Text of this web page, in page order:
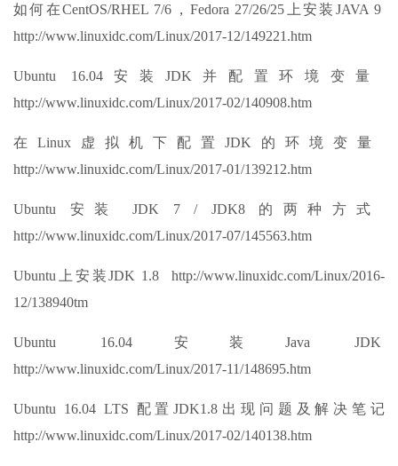
如何在CentOS/RHEL 7/6，Fedora 27/26/25上安装JAVA 9
http://www.linuxidc.com/Linux/2017-12/149221.htm
Ubuntu 16.04安装JDK并配置环境变量
http://www.linuxidc.com/Linux/2017-02/140908.htm
在Linux虚拟机下配置JDK的环境变量
http://www.linuxidc.com/Linux/2017-01/139212.htm
Ubuntu 安装 JDK 7 / JDK8 的两种方式
http://www.linuxidc.com/Linux/2017-07/145563.htm
Ubuntu上安装JDK 1.8 http://www.linuxidc.com/Linux/2016-
12/138940tm
Ubuntu 16.04安装Java JDK
http://www.linuxidc.com/Linux/2017-11/148695.htm
Ubuntu 16.04 LTS 配置JDK1.8出现问题及解决笔记
http://www.linuxidc.com/Linux/2017-02/140138.htm